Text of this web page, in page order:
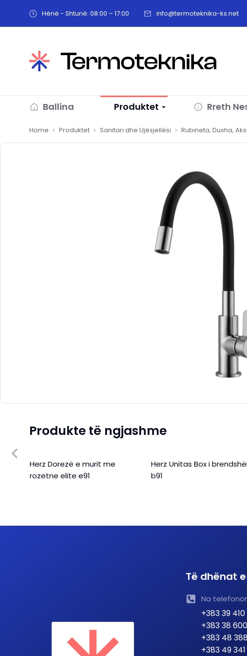
Hënë - Shtunë: 08:00 – 17:00 info@termoteknika-ks.net
Ballina Produktet Rreth
You are here:
Home Produktet Sanitari dhe Ujësjellësi Rubineta, Dusha,
Produkte të ngjashme
Herz Dorezë e murit me
rozetne elite e91
Herz Unitas Box i
b91
Të dhënat
Na
+383 39
+383 38
+383 48
+383 49